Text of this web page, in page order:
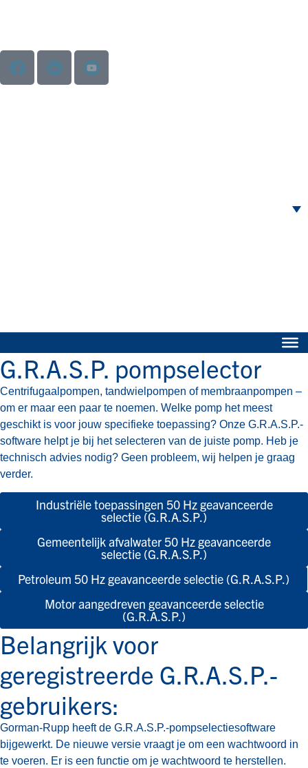
G.R.A.S.P. pompselector
Centrifugaalpompen, tandwielpompen of membraanpompen –
om er maar een paar te noemen. Welke pomp het meest
geschikt is voor jouw specifieke toepassing? Onze G.R.A.S.P.-
software helpt je bij het selecteren van de juiste pomp. Heb je
technisch advies nodig? Geen probleem, wij helpen je graag
verder.
Industriële toepassingen 50 Hz geavanceerde
selectie (G.R.A.S.P.)
Gemeentelijk afvalwater 50 Hz geavanceerde
selectie (G.R.A.S.P.)
Petroleum 50 Hz geavanceerde selectie (G.R.A.S.P.)
Motor aangedreven geavanceerde selectie
(G.R.A.S.P.)
Belangrijk voor
geregistreerde G.R.A.S.P.-
gebruikers:
Gorman-Rupp heeft de G.R.A.S.P.-pompselectiesoftware
bijgewerkt. De nieuwe versie vraagt je om een wachtwoord in
te voeren. Er is een functie om je wachtwoord te herstellen.